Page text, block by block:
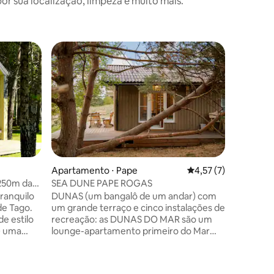
da
Tago.
estilo
uma
Apartamento ⋅ Pape 4,57 de uma
4,57 (7)
SEA DUNE PAPE ROGAS
DUNAS (um bangalô de um andar) com
um grande terraço e cinco instalações de
recreação: as DUNAS DO MAR são um
lounge-apartamento primeiro do Mar